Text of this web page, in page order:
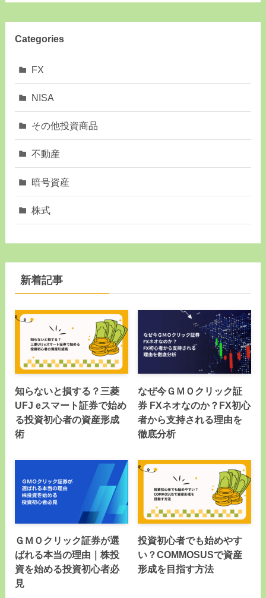
Categories
FX
NISA
その他投資商品
不動産
暗号資産
株式
新着記事
知らないと損する？三菱
UFJ eスマート証券で始め
る投資初心者の資産形成
術
なぜ今ＧＭＯクリック証
券 FXネオなのか？FX初心
者から支持される理由を
徹底分析
ＧＭＯクリック証券が選
ばれる本当の理由｜株投
資を始める投資初心者必
見
投資初心者でも始めやす
い？COMMOSUSで資産
形成を目指す方法